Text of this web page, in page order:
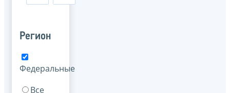
Регион
Федеральные
Все